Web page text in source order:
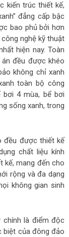
kiến trúc thiết kế,
đẳng cấp bậc
bao phủ bởi hơn
nghệ kỹ thuật
hiện nay. Toàn
đều được khéo
không chỉ xanh
toàn bộ công
4 mùa, bể bơi
sống xanh, trong
đều được thiết kế
chất liệu kính
kế, mang đến cho
rộng và đa dạng
không gian sinh
chính là điểm độc
biệt của đông đảo